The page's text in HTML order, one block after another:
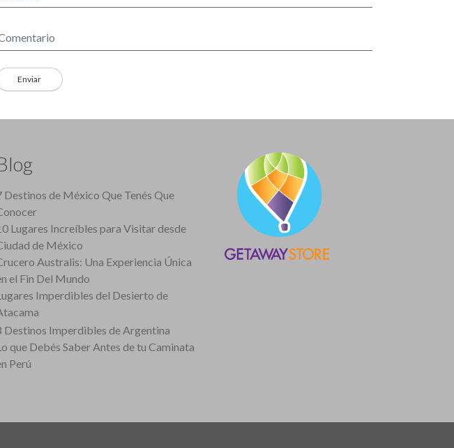
Destinos de México Que Tenés Que
Lugares Increíbles para Visitar desde
de México
Australis: Una Experiencia Única
el Fin Del Mundo
Imperdibles del Desierto de
Destinos Imperdibles de Argentina
que Debés Saber Antes de tu Caminata
Perú